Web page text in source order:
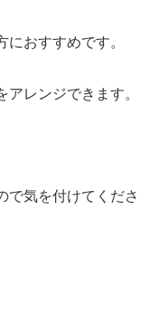
おすすめです。
レンジできます。
で気を付けてくださ